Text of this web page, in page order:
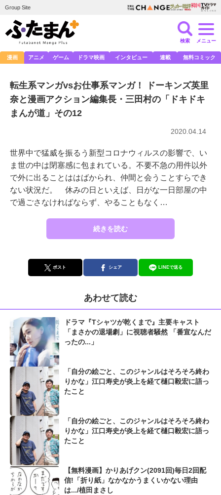
Group Site
検索 メニュー
漫画 アニメ ゲーム ドラマ映画 インタビュー 連載 無料コミック
転生系マンガvsお仕事系マンガ！ ドーキンズ英里
奈と漫画アクション編集長・三田村の「ドキドキ
まんが道」その12
2020.04.14
世界中で猛威を振るう新型コロナウィルスの影響で、い
ま世の中は閉塞感に包まれている。不要不急の用件以外
で外に出ることははばかられ、仲間と会うことすらでき
ない状況だ。 休みの日といえば、日がな一日部屋の中
で過ごさなければならず、やることもなく…
続きを読む
ポスト シェア LINEで送る
あわせて読む
ドラマ『Tシャツが乾くまで』主要キャスト
「まさかの退場劇」に視聴者騒然 「番宣なんだ
ったの...」
「自分の絵ごと、このジャンルはそろそろ終わ
りかな」江口寿史が炎上を経て樋口毅宏に語っ
たこと
「自分の絵ごと、このジャンルはそろそろ終わ
りかな」江口寿史が炎上を経て樋口毅宏に語っ
たこと
【無料漫画】かりあげクン(2091回)毎日2回配
信!「折り紙」なかなかうまくいかない理由
は.../植田まさし